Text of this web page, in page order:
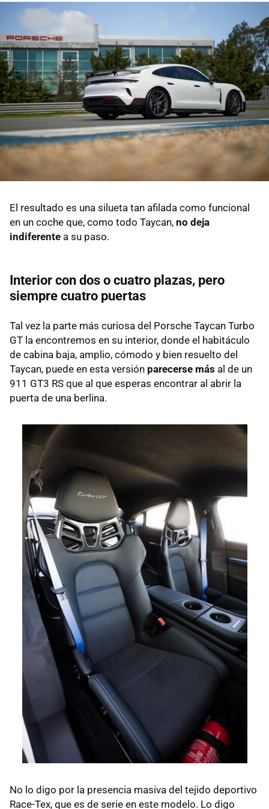
El resultado es una silueta tan afilada como funcional
en un coche que, como todo Taycan, no deja
indiferente a su paso.
Interior con dos o cuatro plazas, pero
siempre cuatro puertas
Tal vez la parte más curiosa del Porsche Taycan Turbo
GT la encontremos en su interior, donde el habitáculo
de cabina baja, amplio, cómodo y bien resuelto del
Taycan, puede en esta versión parecerse más al de un
911 GT3 RS que al que esperas encontrar al abrir la
puerta de una berlina.
No lo digo por la presencia masiva del tejido deportivo
Race-Tex, que es de serie en este modelo. Lo digo